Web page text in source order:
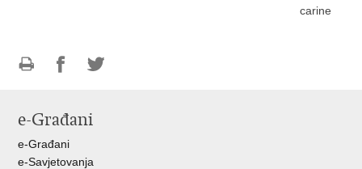
carine
FacebookuTwitteru
e-Građani
e-Građani
e-Savjetovanja